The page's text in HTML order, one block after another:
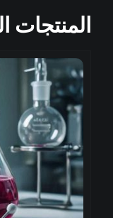
المنتجات